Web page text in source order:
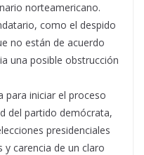
norteamericano.
como el despido
no están de acuerdo
una posible obstrucción
para iniciar el proceso
del partido demócrata,
presidenciales
y carencia de un claro